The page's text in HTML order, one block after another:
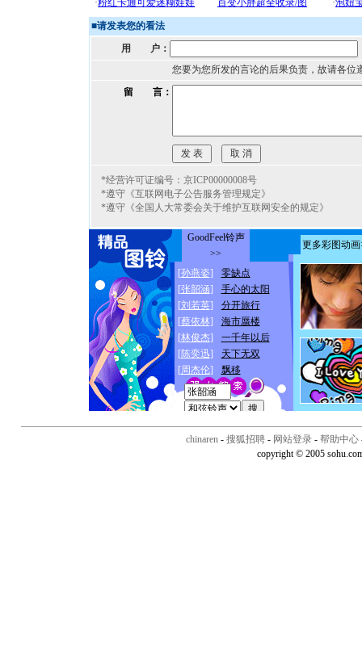
■请发表您的看法
用 户：
您要为您所发的言论的后果负责，故请各位
留 言：
*经营许可证编号：京ICP00000008号
*遵守《互联网电子公告服务管理规定》
*遵守《全国人大常委会关于维护互联网安全的规定》
chinaren - 搜狐招聘 - 网站登录 - 帮助中心
copyright © 2005